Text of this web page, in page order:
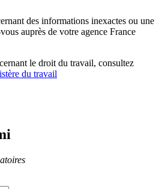
des informations inexactes ou une
auprès de votre agence France
le droit du travail, consultez
du travail